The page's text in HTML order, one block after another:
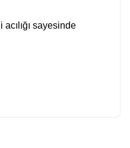
sayesinde